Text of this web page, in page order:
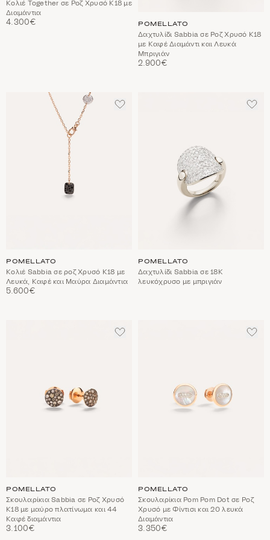
Κολιέ Together σε Ροζ Χρυσό Κ18 με
Διαμάντια
4.300€
POMELLATO
Δαχτυλίδι Sabbia σε Ροζ Χρυσό Κ18
με Καφέ Διαμάντι και Λευκά
Μπριγιάν
2.900€
ΠΡΟΣΘΈΣΤΕ
POMELLATO
Κολιέ Sabbia σε ροζ Χρυσό Κ18 με
Λευκά, Καφέ και Μαύρα Διαμάντια
5.600€
POMELLATO
Δαχτυλίδι Sabbia σε 18Κ
λευκόχρυσο με μπριγιάν
ΠΡΟΣΘΈΣΤΕ
POMELLATO
Σκουλαρίκια Sabbia σε Ροζ Χρυσό
Κ18 με μαύρο πλατίνωμα και 44
Καφέ διαμάντια
3.100€
POMELLATO
Σκουλαρίκια Pom Pom Dot σε Ροζ
Χρυσό με Φίντισι και 20 λευκά
Διαμάντια
3.350€